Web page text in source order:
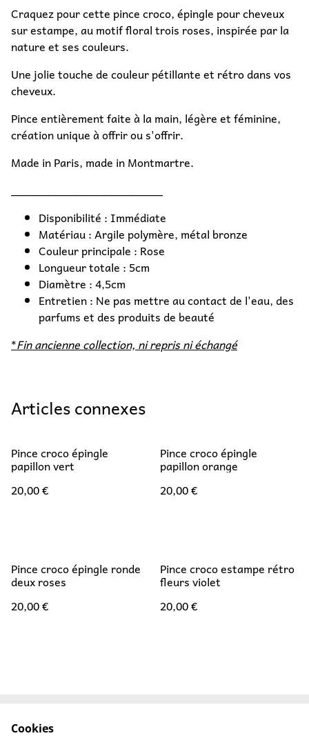
Craquez pour cette pince croco, épingle pour cheveux
sur estampe, au motif floral trois roses, inspirée par la
nature et ses couleurs.
Une jolie touche de couleur pétillante et rétro dans vos
cheveux.
Pince entièrement faite à la main, légère et féminine,
création unique à offrir ou s'offrir.
Made in Paris, made in Montmartre.
Disponibilité : Immédiate
Matériau : Argile polymère, métal bronze
Couleur principale : Rose
Longueur totale : 5cm
Diamètre : 4,5cm
Entretien : Ne pas mettre au contact de l'eau, des
parfums et des produits de beauté
*Fin ancienne collection, ni repris ni échangé
Articles connexes
Pince croco épingle
papillon vert
20,00 €
Pince croco épingle
papillon orange
20,00 €
Pince croco épingle ronde
deux roses
20,00 €
Pince croco estampe rétro
fleurs violet
20,00 €
Cookies